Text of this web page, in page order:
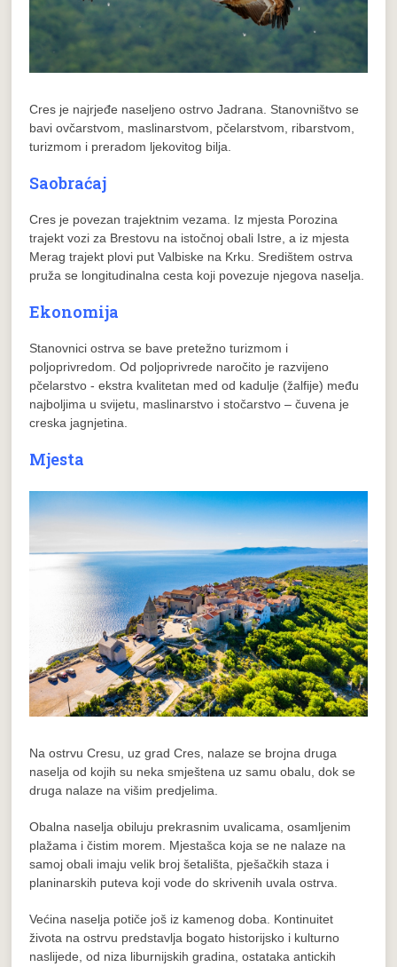
Cres je najrjeđe naseljeno ostrvo Jadrana. Stanovništvo se
bavi ovčarstvom, maslinarstvom, pčelarstvom, ribarstvom,
turizmom i preradom ljekovitog bilja.
Saobraćaj
Cres je povezan trajektnim vezama. Iz mjesta Porozina
trajekt vozi za Brestovu na istočnoj obali Istre, a iz mjesta
Merag trajekt plovi put Valbiske na Krku. Središtem ostrva
pruža se longitudinalna cesta koji povezuje njegova naselja.
Ekonomija
Stanovnici ostrva se bave pretežno turizmom i
poljoprivredom. Od poljoprivrede naročito je razvijeno
pčelarstvo - ekstra kvalitetan med od kadulje (žalfije) među
najboljima u svijetu, maslinarstvo i stočarstvo – čuvena je
creska jagnjetina.
Mjesta
Na ostrvu Cresu, uz grad Cres, nalaze se brojna druga
naselja od kojih su neka smještena uz samu obalu, dok se
druga nalaze na višim predjelima.
Obalna naselja obiluju prekrasnim uvalicama, osamljenim
plažama i čistim morem. Mjestašca koja se ne nalaze na
samoj obali imaju velik broj šetališta, pješačkih staza i
planinarskih puteva koji vode do skrivenih uvala ostrva.
Većina naselja potiče još iz kamenog doba. Kontinuitet
života na ostrvu predstavlja bogato historijsko i kulturno
naslijede, od niza liburnijskih gradina, ostataka antickih